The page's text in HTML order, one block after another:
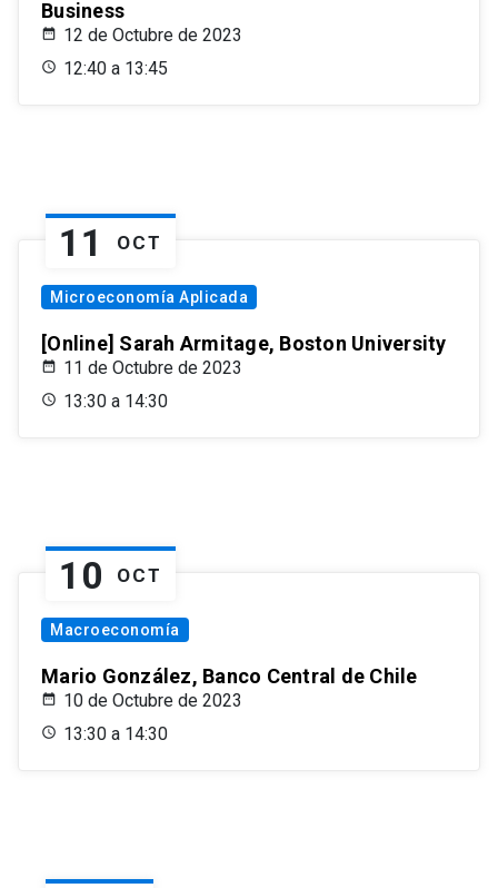
Business
12 de Octubre de 2023
12:40 a 13:45
11 OCT
Microeconomía Aplicada
[Online] Sarah Armitage, Boston University
11 de Octubre de 2023
13:30 a 14:30
10 OCT
Macroeconomía
Mario González, Banco Central de Chile
10 de Octubre de 2023
13:30 a 14:30